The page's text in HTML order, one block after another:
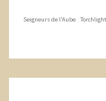
Seigneurs de l'Aube Torchlight